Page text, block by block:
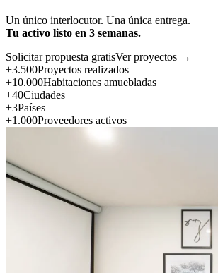
Un único interlocutor. Una única entrega.
Tu activo listo en 3 semanas.
Solicitar propuesta gratisVer proyectos →
+3.500Proyectos realizados
+10.000Habitaciones amuebladas
+40Ciudades
+3Países
+1.000Proveedores activos